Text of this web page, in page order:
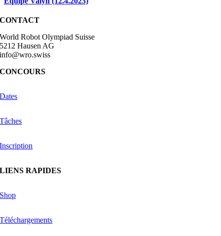
CONTACT
World Robot Olympiad Suisse
5212 Hausen AG
info@wro.swiss
CONCOURS
Dates
Tâches
Inscription
LIENS RAPIDES
Shop
Téléchargements